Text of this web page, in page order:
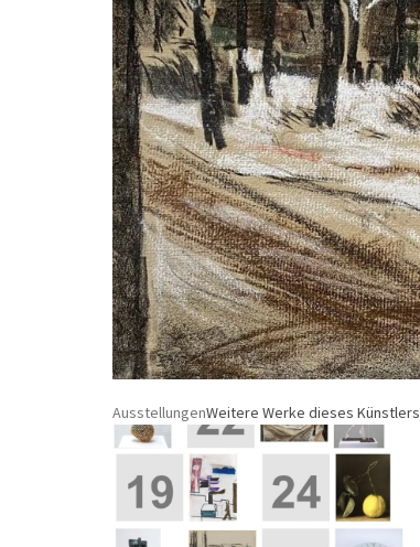
AusstellungenWeitere Werke dieses Künstlers